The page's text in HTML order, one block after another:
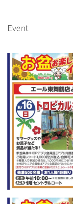
Event